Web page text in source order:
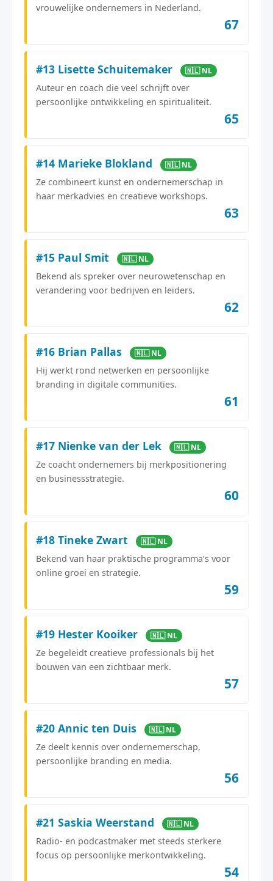
vrouwelijke ondernemers in Nederland.
67
#13 Lisette Schuitemaker 🇳🇱 NL
Auteur en coach die veel schrijft over
persoonlijke ontwikkeling en spiritualiteit.
65
#14 Marieke Blokland 🇳🇱 NL
Ze combineert kunst en ondernemerschap in
haar merkadvies en creatieve workshops.
63
#15 Paul Smit 🇳🇱 NL
Bekend als spreker over neurowetenschap en
verandering voor bedrijven en leiders.
62
#16 Brian Pallas 🇳🇱 NL
Hij werkt rond netwerken en persoonlijke
branding in digitale communities.
61
#17 Nienke van der Lek 🇳🇱 NL
Ze coacht ondernemers bij merkpositionering
en businessstrategie.
60
#18 Tineke Zwart 🇳🇱 NL
Bekend van haar praktische programma’s voor
online groei en strategie.
59
#19 Hester Kooiker 🇳🇱 NL
Ze begeleidt creatieve professionals bij het
bouwen van een zichtbaar merk.
57
#20 Annic ten Duis 🇳🇱 NL
Ze deelt kennis over ondernemerschap,
persoonlijke branding en media.
56
#21 Saskia Weerstand 🇳🇱 NL
Radio- en podcastmaker met steeds sterkere
focus op persoonlijke merkontwikkeling.
54